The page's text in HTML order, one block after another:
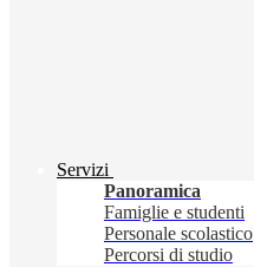
Servizi
Panoramica
Famiglie e studenti
Personale scolastico
Percorsi di studio